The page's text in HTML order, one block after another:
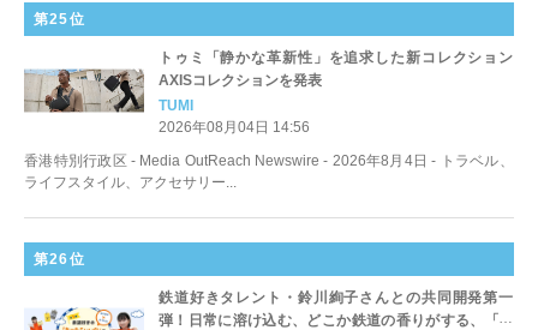
第25位
トゥミ「静かな革新性」を追求した新コレクション
AXISコレクションを発表
TUMI
2026年08月04日 14:56
香港特別行政区 - Media OutReach Newswire - 2026年8月4日 - トラベル、
ライフスタイル、アクセサリー...
第26位
鉄道好きタレント・鈴川絢子さんとの共同開発第一
弾！日常に溶け込む、どこか鉄道の香りがする、「さ